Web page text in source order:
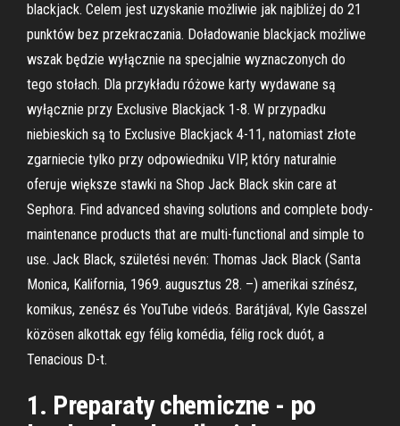
blackjack. Celem jest uzyskanie możliwie jak najbliżej do 21
punktów bez przekraczania. Doładowanie blackjack możliwe
wszak będzie wyłącznie na specjalnie wyznaczonych do
tego stołach. Dla przykładu różowe karty wydawane są
wyłącznie przy Exclusive Blackjack 1-8. W przypadku
niebieskich są to Exclusive Blackjack 4-11, natomiast złote
zgarniecie tylko przy odpowiedniku VIP, który naturalnie
oferuje większe stawki na Shop Jack Black skin care at
Sephora. Find advanced shaving solutions and complete body-
maintenance products that are multi-functional and simple to
use. Jack Black, születési nevén: Thomas Jack Black (Santa
Monica, Kalifornia, 1969. augusztus 28. –) amerikai színész,
komikus, zenész és YouTube videós. Barátjával, Kyle Gasszel
közösen alkottak egy félig komédia, félig rock duót, a
Tenacious D-t.
1. Preparaty chemiczne - po